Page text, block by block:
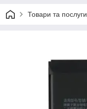
Товари та послуги